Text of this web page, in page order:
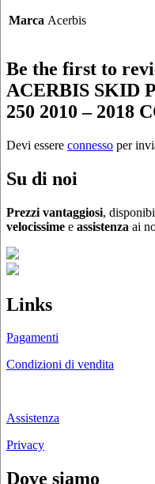
Marca Acerbis
Be the first to
ACERBIS SKID
250 2010 – 2018
Devi essere connesso per
Su di noi
Prezzi vantaggiosi,
velocissime e assistenza ai
Links
Pagamenti
Condizioni di vendita
Assistenza
Privacy
Dove siamo